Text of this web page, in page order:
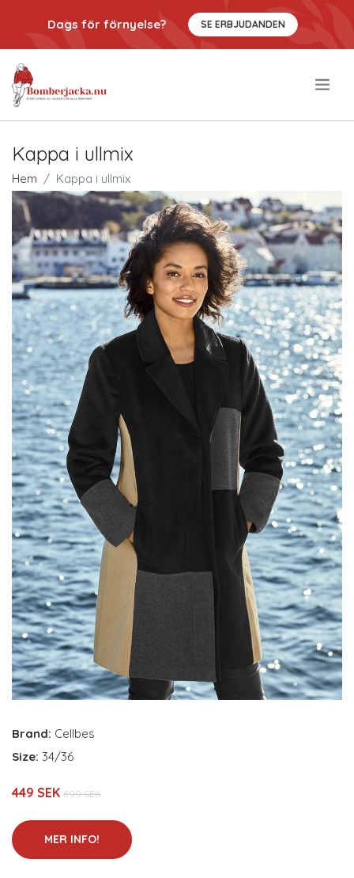
Dags för förnyelse? SE ERBJUDANDEN
Kappa i ullmix
Hem Kappa i ullmix
Brand: Cellbes
Size: 34/36
449 SEK 899 SEK
MER INFO!